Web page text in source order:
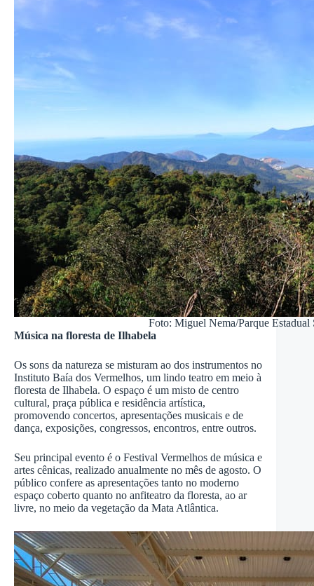
Foto: Miguel Nema/Parque Estadual
Música na floresta de Ilhabela
Os sons da natureza se misturam ao dos instrumentos no
Instituto Baía dos Vermelhos, um lindo teatro em meio à
floresta de Ilhabela. O espaço é um misto de centro
cultural, praça pública e residência artística,
promovendo concertos, apresentações musicais e de
dança, exposições, congressos, encontros, entre outros.
Seu principal evento é o Festival Vermelhos de música e
artes cênicas, realizado anualmente no mês de agosto. O
público confere as apresentações tanto no moderno
espaço coberto quanto no anfiteatro da floresta, ao ar
livre, no meio da vegetação da Mata Atlântica.